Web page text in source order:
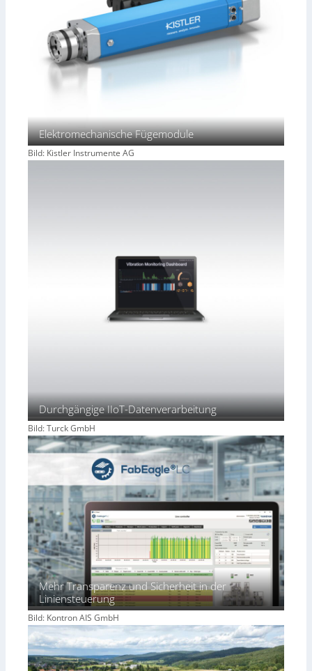
Elektromechanische Fügemodule
Bild: Kistler Instrumente AG
Durchgängige IIoT-Datenverarbeitung
Bild: Turck GmbH
Mehr Transparenz und Sicherheit in der
Liniensteuerung
Bild: Kontron AIS GmbH